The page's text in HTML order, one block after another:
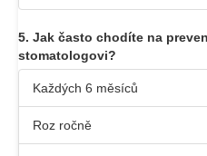
5. Jak často chodíte na
stomatologovi?
Každých 6 měsíců
Roz ročně